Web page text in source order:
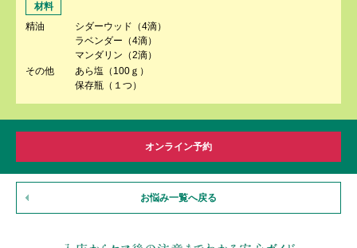
材料
精油
シダーウッド（4滴）
ラベンダー（4滴）
マンダリン（2滴）
その他
あら塩（100ｇ）
保存瓶（１つ）
オンライン予約
お悩み一覧へ戻る